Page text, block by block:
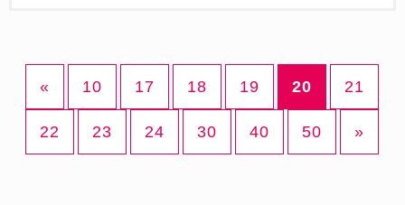
« 10 17 18 19 20 21
22 23 24 30 40 50 »